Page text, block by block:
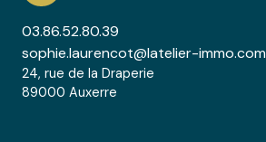
03.86.52.80.39
sophie.laurencot@latelier-immo.com
24, rue de la Draperie
89000 Auxerre